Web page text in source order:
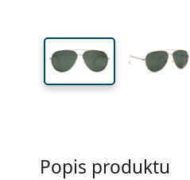
Popis produktu